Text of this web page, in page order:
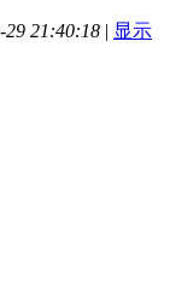
21:40:18 | 显示